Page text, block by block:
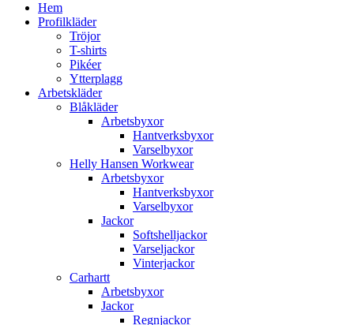
Hem
Profilkläder
Tröjor
T-shirts
Pikéer
Ytterplagg
Arbetskläder
Blåkläder
Arbetsbyxor
Hantverksbyxor
Varselbyxor
Helly Hansen Workwear
Arbetsbyxor
Hantverksbyxor
Varselbyxor
Jackor
Softshelljackor
Varseljackor
Vinterjackor
Carhartt
Arbetsbyxor
Jackor
Regnjackor